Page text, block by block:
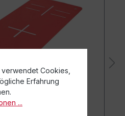
Cookies,
Erfahrung
...